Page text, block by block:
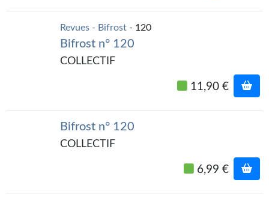
Tous les numéros
En numérique
Revues - Bifrost - 120
Bifrost n° 120
COLLECTIF
11,90 €
Bifrost n° 120
COLLECTIF
6,99 €